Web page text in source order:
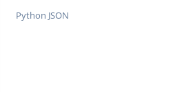
Python JSON